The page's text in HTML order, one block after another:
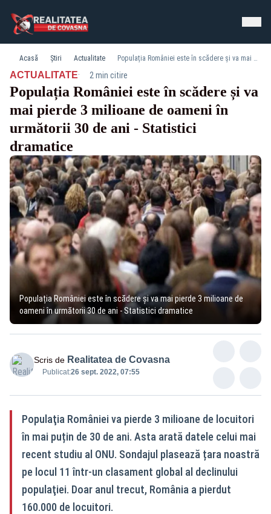
Acasă Știri Actualitate Populația României este în scădere și va mai pierde 3 milioane de oameni în următorii 30 de ani - Statistici dramatice
ACTUALITATE· 2 min citire
Populația României este în scădere și va
mai pierde 3 milioane de oameni în
următorii 30 de ani - Statistici
dramatice
Populația României este în scădere și va mai pierde 3 milioane de
oameni în următorii 30 de ani - Statistici dramatice
Scris de Realitatea de Covasna
Publicat:26 sept. 2022, 07:55
Populaţia României va pierde 3 milioane de locuitori
în mai puțin de 30 de ani. Asta arată datele celui mai
recent studiu al ONU. Sondajul plasează țara noastră
pe locul 11 într-un clasament global al declinului
populaţiei. Doar anul trecut, România a pierdut
160.000 de locuitori.